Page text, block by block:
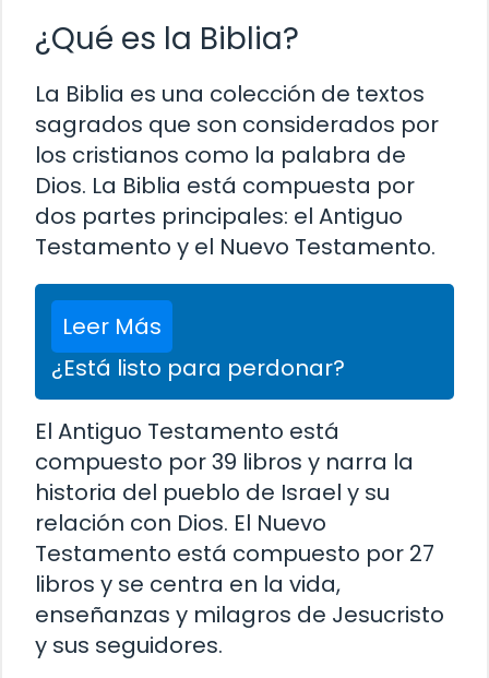
¿Qué es la Biblia?
La Biblia es una colección de textos
sagrados que son considerados por
los cristianos como la palabra de
Dios. La Biblia está compuesta por
dos partes principales: el Antiguo
Testamento y el Nuevo Testamento.
Leer Más
¿Está listo para perdonar?
El Antiguo Testamento está
compuesto por 39 libros y narra la
historia del pueblo de Israel y su
relación con Dios. El Nuevo
Testamento está compuesto por 27
libros y se centra en la vida,
enseñanzas y milagros de Jesucristo
y sus seguidores.